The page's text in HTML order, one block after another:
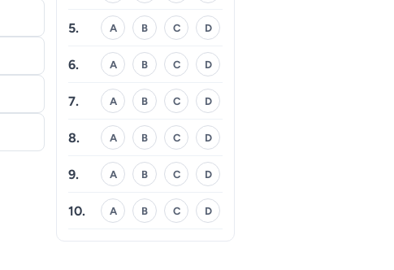
5. A B C D
6. A B C D
7. A B C D
8. A B C D
9. A B C D
10. A B C D